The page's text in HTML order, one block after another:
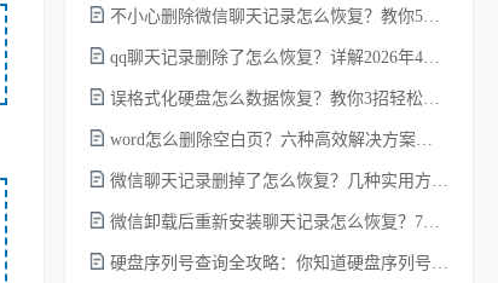
不小心删除微信聊天记录怎么恢复？教你5种简单找回的方法！
qq聊天记录删除了怎么恢复？详解2026年4种常用有效的方法（支持.db数据库提取）
误格式化硬盘怎么数据恢复？教你3招轻松恢复！
word怎么删除空白页？六种高效解决方案（2026年最新实操指南）！
微信聊天记录删掉了怎么恢复？几种实用方法详解！
微信卸载后重新安装聊天记录怎么恢复？7种实测有效的恢复方案详解！
硬盘序列号查询全攻略：你知道硬盘序列号怎么查吗？